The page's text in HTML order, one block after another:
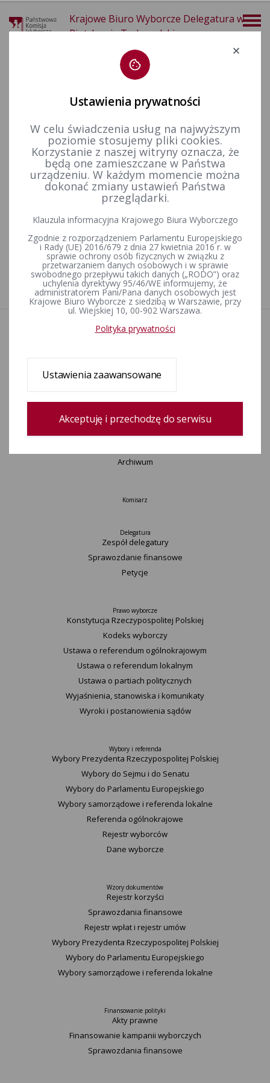
Krajowe Biuro Wyborcze Delegatura w
Piotrkowie Trybunalskim
Wyjaśnienia, stanowiska, komunikaty
Wyjaśnienia PKW z dnia 9 marca 2020 r. w sprawie działań
wyborczej (ZKF-811-11/20)
1
Aktualności
Wyjaśnienia, stanowiska, komunikaty
Postanowienia
Urzędnicy wyborczy
Archiwum
Komisarz
Delegatura
Zespół delegatury
Sprawozdanie finansowe
Petycje
Prawo wyborcze
Konstytucja Rzeczypospolitej Polskiej​
Kodeks wyborczy
Ustawa o referendum ogólnokrajowym
Ustawa o referendum lokalnym
Ustawa o partiach politycznych
Wyjaśnienia, stanowiska i komunikaty
Wyroki i postanowienia sądów
Wybory i referenda
Wybory Prezydenta Rzeczypospolitej Polskiej
Wybory do Sejmu i do Senatu
Wybory do Parlamentu Europejskiego
Wybory samorządowe i referenda lokalne
Referenda ogólnokrajowe
Rejestr wyborców
Dane wyborcze
Wzory dokumentów
Rejestr korzyści
Sprawozdania finansowe
Rejestr wpłat i rejestr umów
Wybory Prezydenta Rzeczypospolitej Polskiej
Wybory do Parlamentu Europejskiego
Wybory samorządowe i referenda lokalne
Finansowanie polityki
Akty prawne
Finansowanie kampanii wyborczych
Sprawozdania finansowe
Ustawienia prywatności
W celu świadczenia usług na najwyższym
poziomie stosujemy pliki cookies.
Korzystanie z naszej witryny oznacza, że
będą one zamieszczane w Państwa
urządzeniu. W każdym momencie można
dokonać zmiany ustawień Państwa
przeglądarki.
Klauzula informacyjna Krajowego Biura Wyborczego
Zgodnie z rozporządzeniem Parlamentu Europejskiego
i Rady (UE) 2016/679 z dnia 27 kwietnia 2016 r. w
sprawie ochrony osób fizycznych w związku z
przetwarzaniem danych osobowych i w sprawie
swobodnego przepływu takich danych („RODO”) oraz
uchylenia dyrektywy 95/46/WE informujemy, że
administratorem Pani/Pana danych osobowych jest
Krajowe Biuro Wyborcze z siedzibą w Warszawie, przy
ul. Wiejskiej 10, 00-902 Warszawa.
Polityka prywatności
Ustawienia zaawansowane
Akceptuję i przechodzę do serwisu